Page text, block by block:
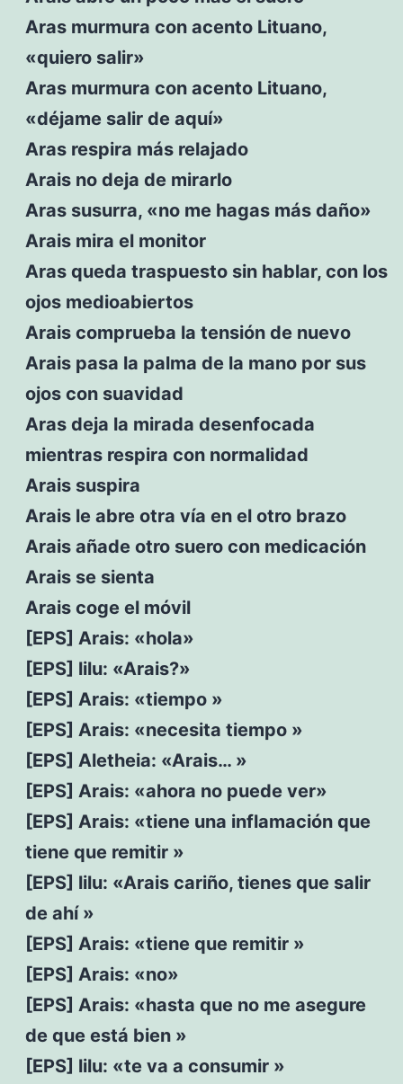
Aras murmura con acento Lituano,
«quiero salir»
Aras murmura con acento Lituano,
«déjame salir de aquí»
Aras respira más relajado
Arais no deja de mirarlo
Aras susurra, «no me hagas más daño»
Arais mira el monitor
Aras queda traspuesto sin hablar, con los
ojos medioabiertos
Arais comprueba la tensión de nuevo
Arais pasa la palma de la mano por sus
ojos con suavidad
Aras deja la mirada desenfocada
mientras respira con normalidad
Arais suspira
Arais le abre otra vía en el otro brazo
Arais añade otro suero con medicación
Arais se sienta
Arais coge el móvil
[EPS] Arais: «hola»
[EPS] lilu: «Arais?»
[EPS] Arais: «tiempo »
[EPS] Arais: «necesita tiempo »
[EPS] Aletheia: «Arais… »
[EPS] Arais: «ahora no puede ver»
[EPS] Arais: «tiene una inflamación que
tiene que remitir »
[EPS] lilu: «Arais cariño, tienes que salir
de ahí »
[EPS] Arais: «tiene que remitir »
[EPS] Arais: «no»
[EPS] Arais: «hasta que no me asegure
de que está bien »
[EPS] lilu: «te va a consumir »